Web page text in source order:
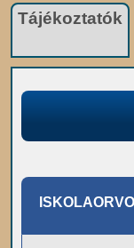
Tájékoztatók